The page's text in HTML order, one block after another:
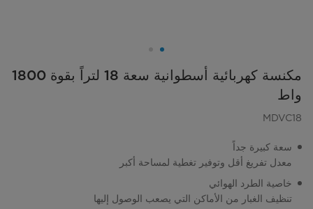
مكنسة كهربائية أسطوانية سعة 18 لتراً بقوة 1800
واط
MDVC18
سعة كبيرة جداً
معدل تفريغ أقل وتوفير تغطية لمساحة أكبر
خاصية الطرد الهوائي
تنظيف الغبار من الأماكن التي يصعب الوصول إليها